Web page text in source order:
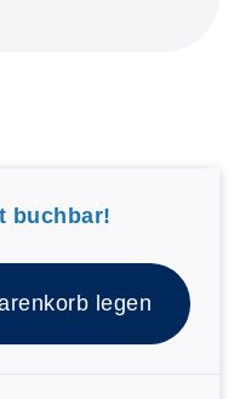
buchbar!
legen